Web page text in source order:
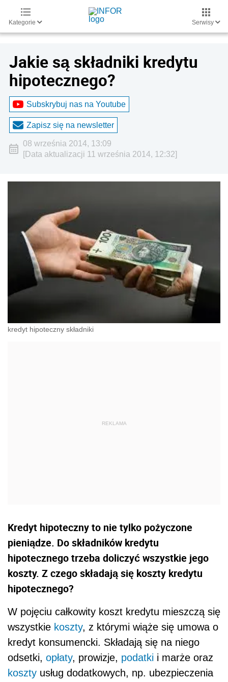
Kategorie Serwisy
Jakie są składniki kredytu
hipotecznego?
Subskrybuj nas na Youtube
Zapisz się na newsletter
08 września 2014, 13:09
[Data aktualizacji 11 września 2014, 12:32]
kredyt hipoteczny składniki
Kredyt hipoteczny to nie tylko pożyczone
pieniądze. Do składników kredytu
hipotecznego trzeba doliczyć wszystkie jego
koszty. Z czego składają się koszty kredytu
hipotecznego?
W pojęciu całkowity koszt kredytu mieszczą się
wszystkie koszty, z którymi wiąże się umowa o
kredyt konsumencki. Składają się na niego
odsetki, opłaty, prowizje, podatki i marże oraz
koszty usług dodatkowych, np. ubezpieczenia